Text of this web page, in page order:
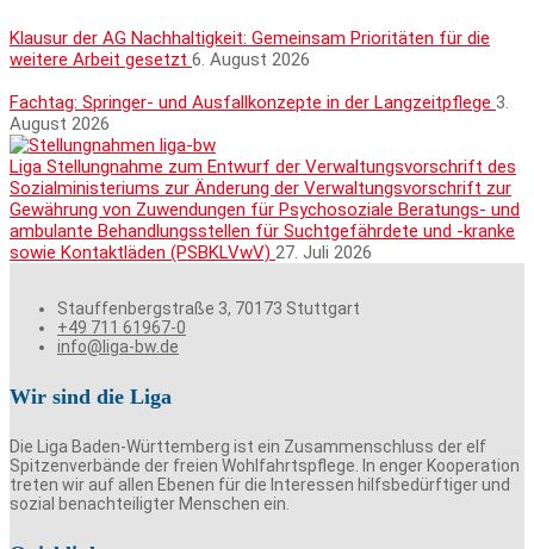
Klausur der AG Nachhaltigkeit: Gemeinsam Prioritäten für die
weitere Arbeit gesetzt 6. August 2026
Fachtag: Springer- und Ausfallkonzepte in der Langzeitpflege 3.
August 2026
Liga Stellungnahme zum Entwurf der Verwaltungsvorschrift des
Sozialministeriums zur Änderung der Verwaltungsvorschrift zur
Gewährung von Zuwendungen für Psychosoziale Beratungs- und
ambulante Behandlungsstellen für Suchtgefährdete und -kranke
sowie Kontaktläden (PSBKLVwV) 27. Juli 2026
Stauffenbergstraße 3, 70173 Stuttgart
+49 711 61967-0
info@liga-bw.de
Wir sind die Liga
Die Liga Baden-Württemberg ist ein Zusammenschluss der elf
Spitzenverbände der freien Wohlfahrtspflege. In enger Kooperation
treten wir auf allen Ebenen für die Interessen hilfsbedürftiger und
sozial benachteiligter Menschen ein.